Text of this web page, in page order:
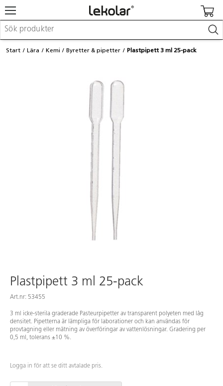
Möbler & inredning
Barnvagnar & småbarnsartiklar
Start Lära Kemi Byretter & pipetter Plastpipett 3 ml 25-pack
Plastpipett 3 ml 25-pack
Art.nr: 53455
3 ml icke-sterila graderade Pasteurpipetter av transparent polyeten med låg
densitet. Pipetterna är lämpliga för laborationer och kan användas för
provtagning eller mätning av överföringar av vattenlösningar. Gradering per
0,5 ml, tolerans ±10 %.
Logga in för att se ditt avtalade pris.